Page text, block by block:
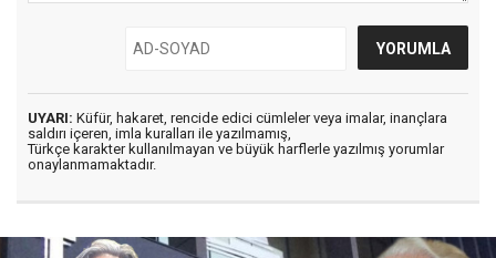
UYARI: Küfür, hakaret, rencide edici cümleler veya imalar, inançlara
saldırı içeren, imla kuralları ile yazılmamış,
Türkçe karakter kullanılmayan ve büyük harflerle yazılmış yorumlar
onaylanmamaktadır.